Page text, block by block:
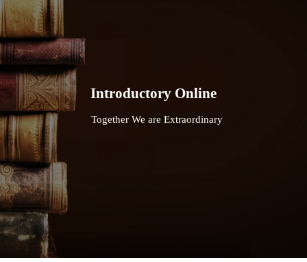
Introductory Online
Together We are Extraordinary